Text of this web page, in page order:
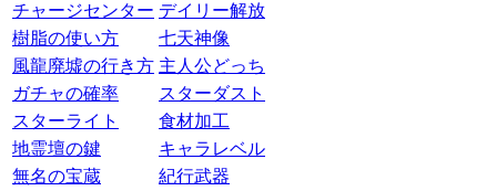
チャージセンター デイリー解放
樹脂の使い方
七天神像
風龍廃墟の行き方 主人公どっち
ガチャの確率
スターダスト
スターライト
食材加工
地霊壇の鍵
キャラレベル
無名の宝蔵
紀行武器